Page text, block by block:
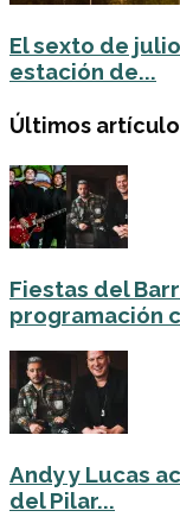
El sexto de
estación de...
Últimos
Fiestas del
programación
Andy y Lucas
del Pilar...